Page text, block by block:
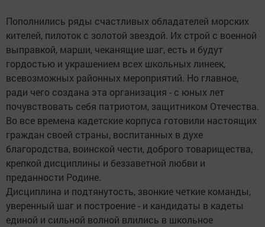
Пополнились ряды счастливых обладателей морских
кителей, пилоток с золотой звездой. Их строй с военной
выправкой, марши, чеканящие шаг, есть и будут
гордостью и украшением всех школьных линеек,
всевозможных районных мероприятий. Но главное,
ради чего создана эта организация - с юных лет
почувствовать себя патриотом, защитником Отечества.
Во все времена кадетские корпуса готовили настоящих
граждан своей страны, воспитанных в духе
благородства, воинской чести, доброго товарищества,
крепкой дисциплины и беззаветной любви и
преданности Родине.
Дисциплина и подтянутость, звонкие четкие команды,
уверенный шаг и построение - и кандидаты в кадеты
единой и сильной волной влились в школьное